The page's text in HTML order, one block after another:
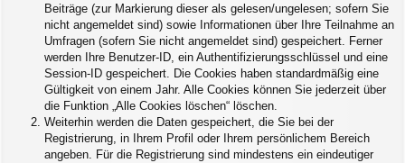
Beiträge (zur Markierung dieser als gelesen/ungelesen; sofern Sie
nicht angemeldet sind) sowie Informationen über Ihre Teilnahme an
Umfragen (sofern Sie nicht angemeldet sind) gespeichert. Ferner
werden Ihre Benutzer-ID, ein Authentifizierungsschlüssel und eine
Session-ID gespeichert. Die Cookies haben standardmäßig eine
Gültigkeit von einem Jahr. Alle Cookies können Sie jederzeit über
die Funktion „Alle Cookies löschen“ löschen.
Weiterhin werden die Daten gespeichert, die Sie bei der
Registrierung, in Ihrem Profil oder Ihrem persönlichem Bereich
angeben. Für die Registrierung sind mindestens ein eindeutiger